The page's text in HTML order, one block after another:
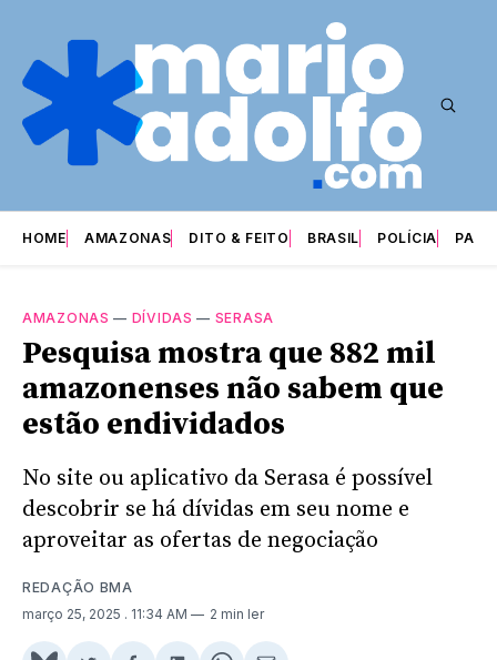
HOME AMAZONAS DITO & FEITO BRASIL POLÍCIA
AMAZONAS — DÍVIDAS — SERASA
Pesquisa mostra que 882 mil
amazonenses não sabem que
estão endividados
No site ou aplicativo da Serasa é possível
descobrir se há dívidas em seu nome e
aproveitar as ofertas de negociação
REDAÇÃO BMA
março 25, 2025 . 11:34 AM 2 min ler